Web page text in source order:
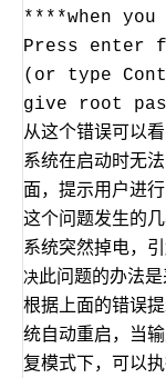
****when
Press enter
(or type
give root
从这个错误可以
系统在启动时无
面，提示用户进行
这个问题发生的
系统突然掉电，
决此问题的办法
根据上面的错误
统自动重启，当
复模式下，可以